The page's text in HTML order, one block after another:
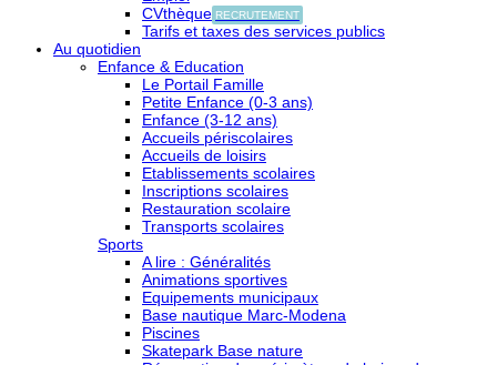
CVthèque RECRUTEMENT
Tarifs et taxes des services publics
Au quotidien
Enfance & Education
Le Portail Famille
Petite Enfance (0-3 ans)
Enfance (3-12 ans)
Accueils périscolaires
Accueils de loisirs
Etablissements scolaires
Inscriptions scolaires
Restauration scolaire
Transports scolaires
Sports
A lire : Généralités
Animations sportives
Equipements municipaux
Base nautique Marc-Modena
Piscines
Skatepark Base nature